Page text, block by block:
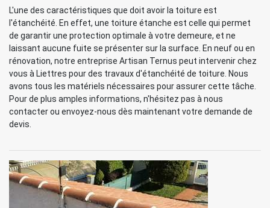
L'une des caractéristiques que doit avoir la toiture est
l'étanchéité. En effet, une toiture étanche est celle qui permet
de garantir une protection optimale à votre demeure, et ne
laissant aucune fuite se présenter sur la surface. En neuf ou en
rénovation, notre entreprise Artisan Ternus peut intervenir chez
vous à Liettres pour des travaux d'étanchéité de toiture. Nous
avons tous les matériels nécessaires pour assurer cette tâche.
Pour de plus amples informations, n'hésitez pas à nous
contacter ou envoyez-nous dès maintenant votre demande de
devis.